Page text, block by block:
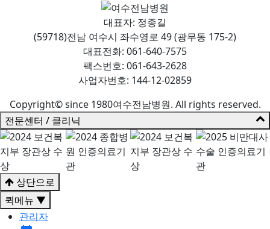
대표자: 정종길
(59718)전남 여수시 좌수영로 49 (광무동 175-2)
대표전화: 061-640-7575
팩스번호: 061-643-2628
사업자번호: 144-12-02859
Copyright© since 1980여수전남병원. All rights reserved.
전문센터 / 클리닉
상단으로
퀵메뉴 ▼
관리자